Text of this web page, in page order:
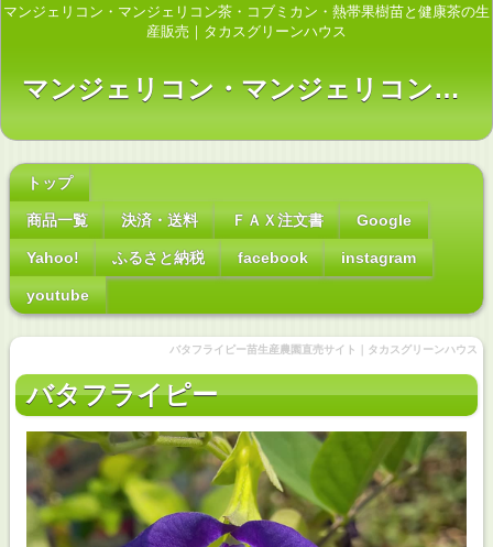
マンジェリコン・マンジェリコン茶・コブミカン・熱帯果樹苗と健康茶の生
産販売｜タカスグリーンハウス
マンジェリコン・マンジェリコン茶・コブミカン・熱帯果樹苗とお茶の生産販売｜タカスグリーンハウス
トップ
商品一覧 決済・送料 ＦＡＸ注文書 Google
Yahoo! ふるさと納税 facebook instagram
youtube
バタフライピー苗生産農園直売サイト｜タカスグリーンハウス
バタフライピー